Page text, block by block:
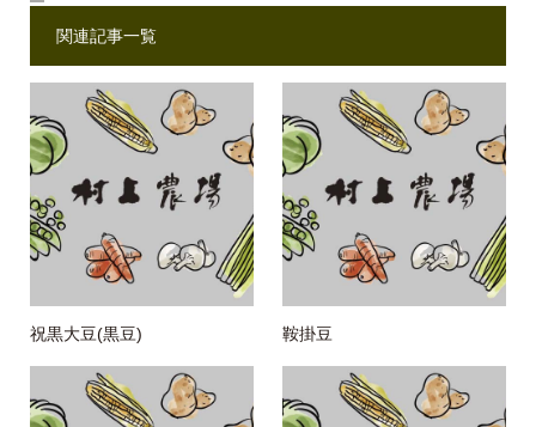
関連記事一覧
祝黒大豆(黒豆) 鞍掛豆